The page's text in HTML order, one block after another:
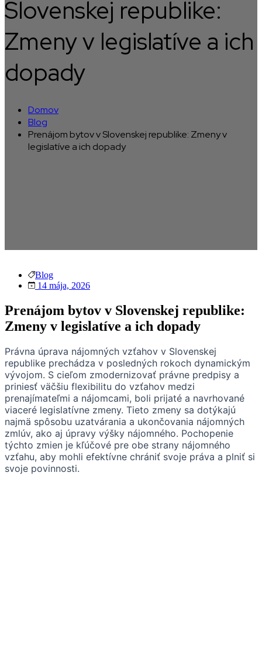
Slovenskej republike:
Zmeny v legislatíve a ich
dopady
Domov
Blog
Prenájom bytov v Slovenskej republike: Zmeny v
legislatíve a ich dopady
Blog
14 mája, 2026
Prenájom bytov v Slovenskej republike:
Zmeny v legislatíve a ich dopady
Právna úprava nájomných vzťahov v Slovenskej
republike prechádza v posledných rokoch dynamickým
vývojom. S cieľom zmodernizovať právne predpisy a
priniesť väčšiu flexibilitu do vzťahov medzi
prenajímateľmi a nájomcami, boli prijaté a navrhované
viaceré legislatívne zmeny. Tieto zmeny sa dotýkajú
najmä spôsobu uzatvárania a ukončovania nájomných
zmlúv, ako aj úpravy výšky nájomného. Pochopenie
týchto zmien je kľúčové pre obe strany nájomného
vzťahu, aby mohli efektívne chrániť svoje práva a plniť si
svoje povinnosti.